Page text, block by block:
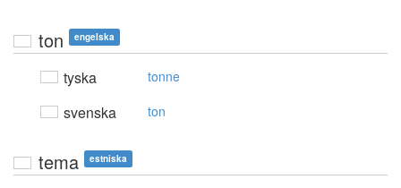
ton engelska
tyska tonne
svenska ton
tema estniska